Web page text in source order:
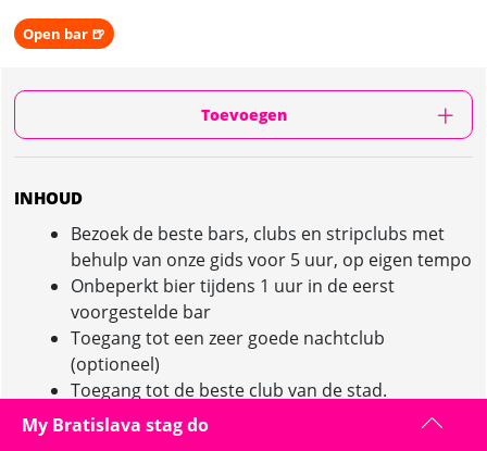
Open bar 🍺
Toevoegen
INHOUD
Bezoek de beste bars, clubs en stripclubs met
behulp van onze gids voor 5 uur, op eigen tempo
Onbeperkt bier tijdens 1 uur in de eerst
voorgestelde bar
Toegang tot een zeer goede nachtclub
(optioneel)
Toegang tot de beste club van de stad.
My Bratislava stag do